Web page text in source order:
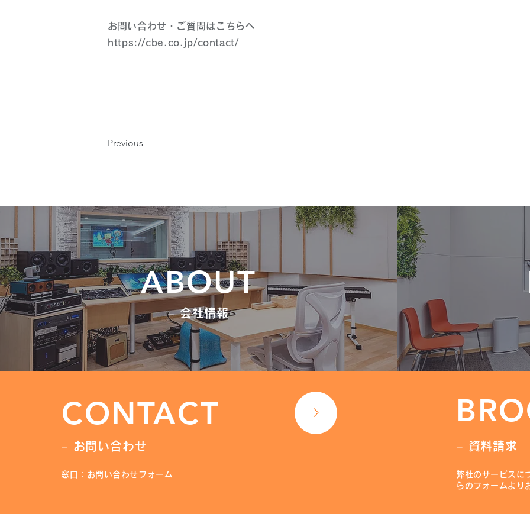
お問い合わせ・ご質問はこちらへ
https://cbe.co.jp/contact/
Previous
ABOUT
− 会社情報
CONTACT
− お問い合わせ
窓口：お問い合わせフォーム
− 資料請求
弊社のサービスに
らのフォームより